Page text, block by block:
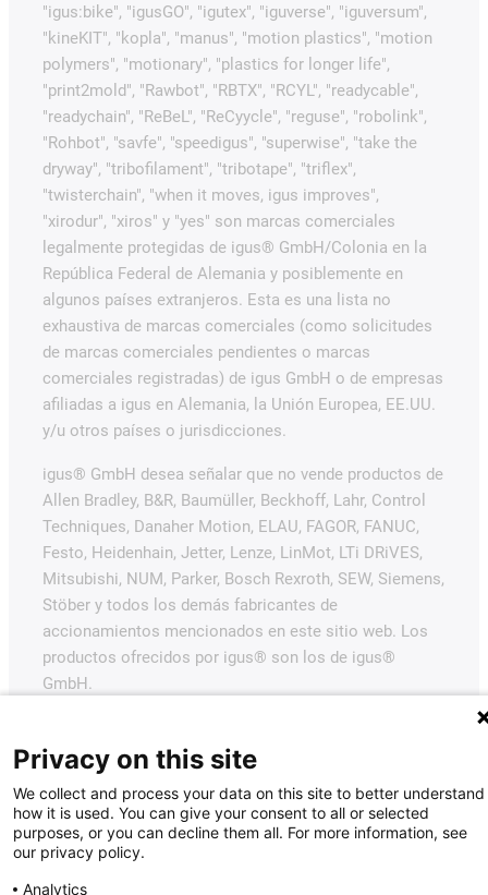
"igus:bike", "igusGO", "igutex", "iguverse", "iguversum",
"kineKIT", "kopla", "manus", "motion plastics", "motion
polymers", "motionary", "plastics for longer life",
"print2mold", "Rawbot", "RBTX", "RCYL", "readycable",
"readychain", "ReBeL", "ReCyycle", "reguse", "robolink",
"Rohbot", "savfe", "speedigus", "superwise", "take the
dryway", "tribofilament", "tribotape", "triflex",
"twisterchain", "when it moves, igus improves",
"xirodur", "xiros" y "yes" son marcas comerciales
legalmente protegidas de igus® GmbH/Colonia en la
República Federal de Alemania y posiblemente en
algunos países extranjeros. Esta es una lista no
exhaustiva de marcas comerciales (como solicitudes
de marcas comerciales pendientes o marcas
comerciales registradas) de igus GmbH o de empresas
afiliadas a igus en Alemania, la Unión Europea, EE.UU.
y/u otros países o jurisdicciones.
igus® GmbH desea señalar que no vende productos de
Allen Bradley, B&R, Baumüller, Beckhoff, Lahr, Control
Techniques, Danaher Motion, ELAU, FAGOR, FANUC,
Festo, Heidenhain, Jetter, Lenze, LinMot, LTi DRiVES,
Mitsubishi, NUM, Parker, Bosch Rexroth, SEW, Siemens,
Stöber y todos los demás fabricantes de
accionamientos mencionados en este sitio web. Los
productos ofrecidos por igus® son los de igus®
GmbH.
Privacy on this site
We collect and process your data on this site to better understand
how it is used. You can give your consent to all or selected
purposes, or you can decline them all. For more information, see
our privacy policy.
Analytics